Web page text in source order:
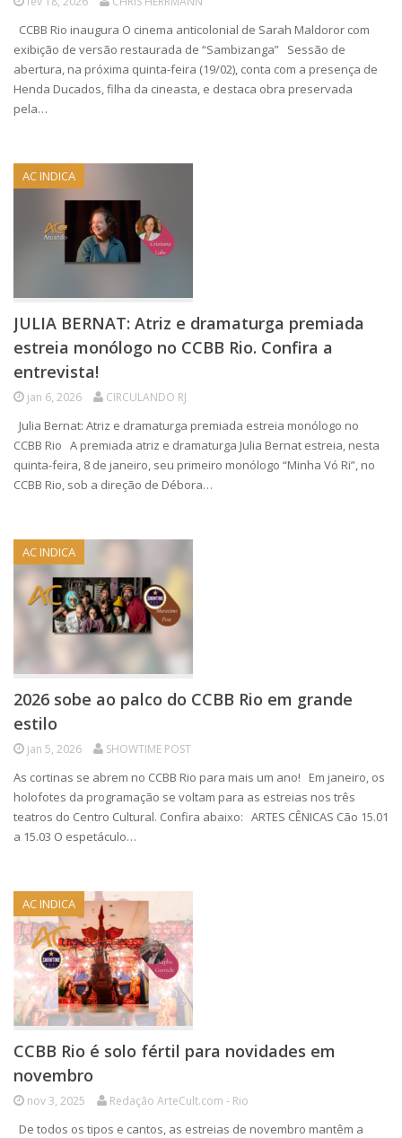
CCBB Rio inaugura O cinema anticolonial de Sarah Maldoror com
exibição de versão restaurada de “Sambizanga” Sessão de
abertura, na próxima quinta-feira (19/02), conta com a presença de
Henda Ducados, filha da cineasta, e destaca obra preservada
pela…
AC INDICA
JULIA BERNAT: Atriz e dramaturga premiada
estreia monólogo no CCBB Rio. Confira a
entrevista!
jan 6, 2026 CIRCULANDO RJ
Julia Bernat: Atriz e dramaturga premiada estreia monólogo no
CCBB Rio A premiada atriz e dramaturga Julia Bernat estreia, nesta
quinta-feira, 8 de janeiro, seu primeiro monólogo “Minha Vó Ri”, no
CCBB Rio, sob a direção de Débora…
AC INDICA
2026 sobe ao palco do CCBB Rio em grande
estilo
jan 5, 2026 SHOWTIME POST
As cortinas se abrem no CCBB Rio para mais um ano! Em janeiro, os
holofotes da programação se voltam para as estreias nos três
teatros do Centro Cultural. Confira abaixo: ARTES CÊNICAS Cão ️15.01
a 15.03 O espetáculo…
AC INDICA
CCBB Rio é solo fértil para novidades em
novembro
nov 3, 2025 Redação ArteCult.com - Rio
De todos os tipos e cantos, as estreias de novembro mantêm a